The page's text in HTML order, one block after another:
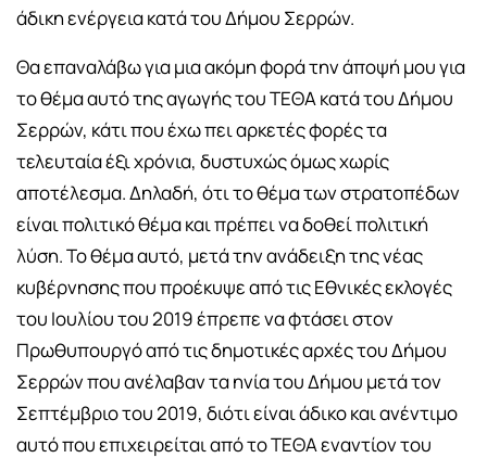
άδικη ενέργεια κατά του Δήμου Σερρών.
Θα επαναλάβω για μια ακόμη φορά την άποψή μου για
το θέμα αυτό της αγωγής του ΤΕΘΑ κατά του Δήμου
Σερρών, κάτι που έχω πει αρκετές φορές τα
τελευταία έξι χρόνια, δυστυχώς όμως χωρίς
αποτέλεσμα. Δηλαδή, ότι το θέμα των στρατοπέδων
είναι πολιτικό θέμα και πρέπει να δοθεί πολιτική
λύση. Το θέμα αυτό, μετά την ανάδειξη της νέας
κυβέρνησης που προέκυψε από τις Εθνικές εκλογές
του Ιουλίου του 2019 έπρεπε να φτάσει στον
Πρωθυπουργό από τις δημοτικές αρχές του Δήμου
Σερρών που ανέλαβαν τα ηνία του Δήμου μετά τον
Σεπτέμβριο του 2019, διότι είναι άδικο και ανέντιμο
αυτό που επιχειρείται από το ΤΕΘΑ εναντίον του